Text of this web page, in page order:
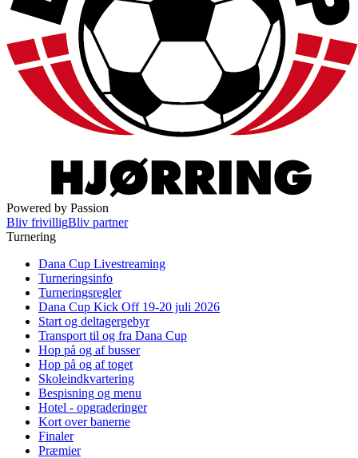
Powered by Passion
Bliv frivilligBliv partner
Turnering
Dana Cup Livestreaming
Turneringsinfo
Turneringsregler
Dana Cup Kick Off 19-20 juli 2026
Start og deltagergebyr
Transport til og fra Dana Cup
Hop på og af busser
Hop på og af toget
Skoleindkvartering
Bespisning og menu
Hotel - opgraderinger
Kort over banerne
Finaler
Præmier